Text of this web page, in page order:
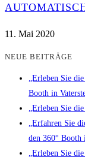
11. Mai 2020
NEUE BEITRÄGE
„Erleben Sie
Booth in
„Erleben Sie
„Erfahren Sie
den 360° Booth
„Erleben Sie